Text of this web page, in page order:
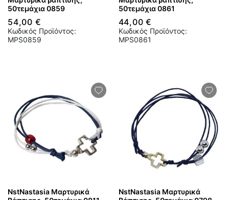
50τεμάχια 0859
54,00 €
Κωδικός Προϊόντος:
MPS0859
50τεμάχια 0861
44,00 €
Κωδικός Προϊόντος:
MPS0861
NstNastasia Μαρτυρικά
NstNastasia Μαρτυρικά